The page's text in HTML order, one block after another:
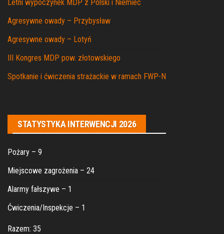
Letni wypoczynek MDP z Polski i Niemiec
Agresywne owady – Przybysław
Agresywne owady – Lotyń
III Kongres MDP pow. złotowskiego
Spotkanie i ćwiczenia strażackie w ramach FWP-N
STATYSTYKA INTERWENCJI 2026
Pożary – 9
Miejscowe zagrożenia – 24
Alarmy fałszywe – 1
Ćwiczenia/Inspekcje – 1
Razem: 35